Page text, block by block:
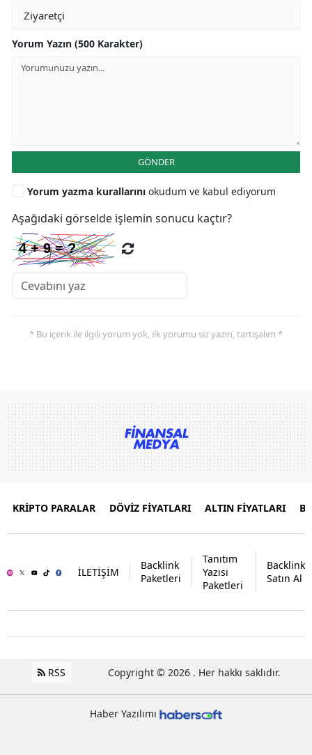
Yorum Yazın (500 Karakter)
GÖNDER
Yorum yazma kurallarını okudum ve kabul ediyorum
Aşağıdaki görselde işlemin sonucu kaçtır?
* Bu içerik ile ilgili yorum yok, ilk yorumu siz yazın, tartışalım *
KRİPTO PARALAR DÖVİZ FİYATLARI ALTIN FİYATLARI
İLETİŞİM
Backlink
Paketleri
Tanıtım
Yazısı
Paketleri
Backlink
Satın Al
RSS Copyright © 2026 . Her hakkı saklıdır.
Haber Yazılımı